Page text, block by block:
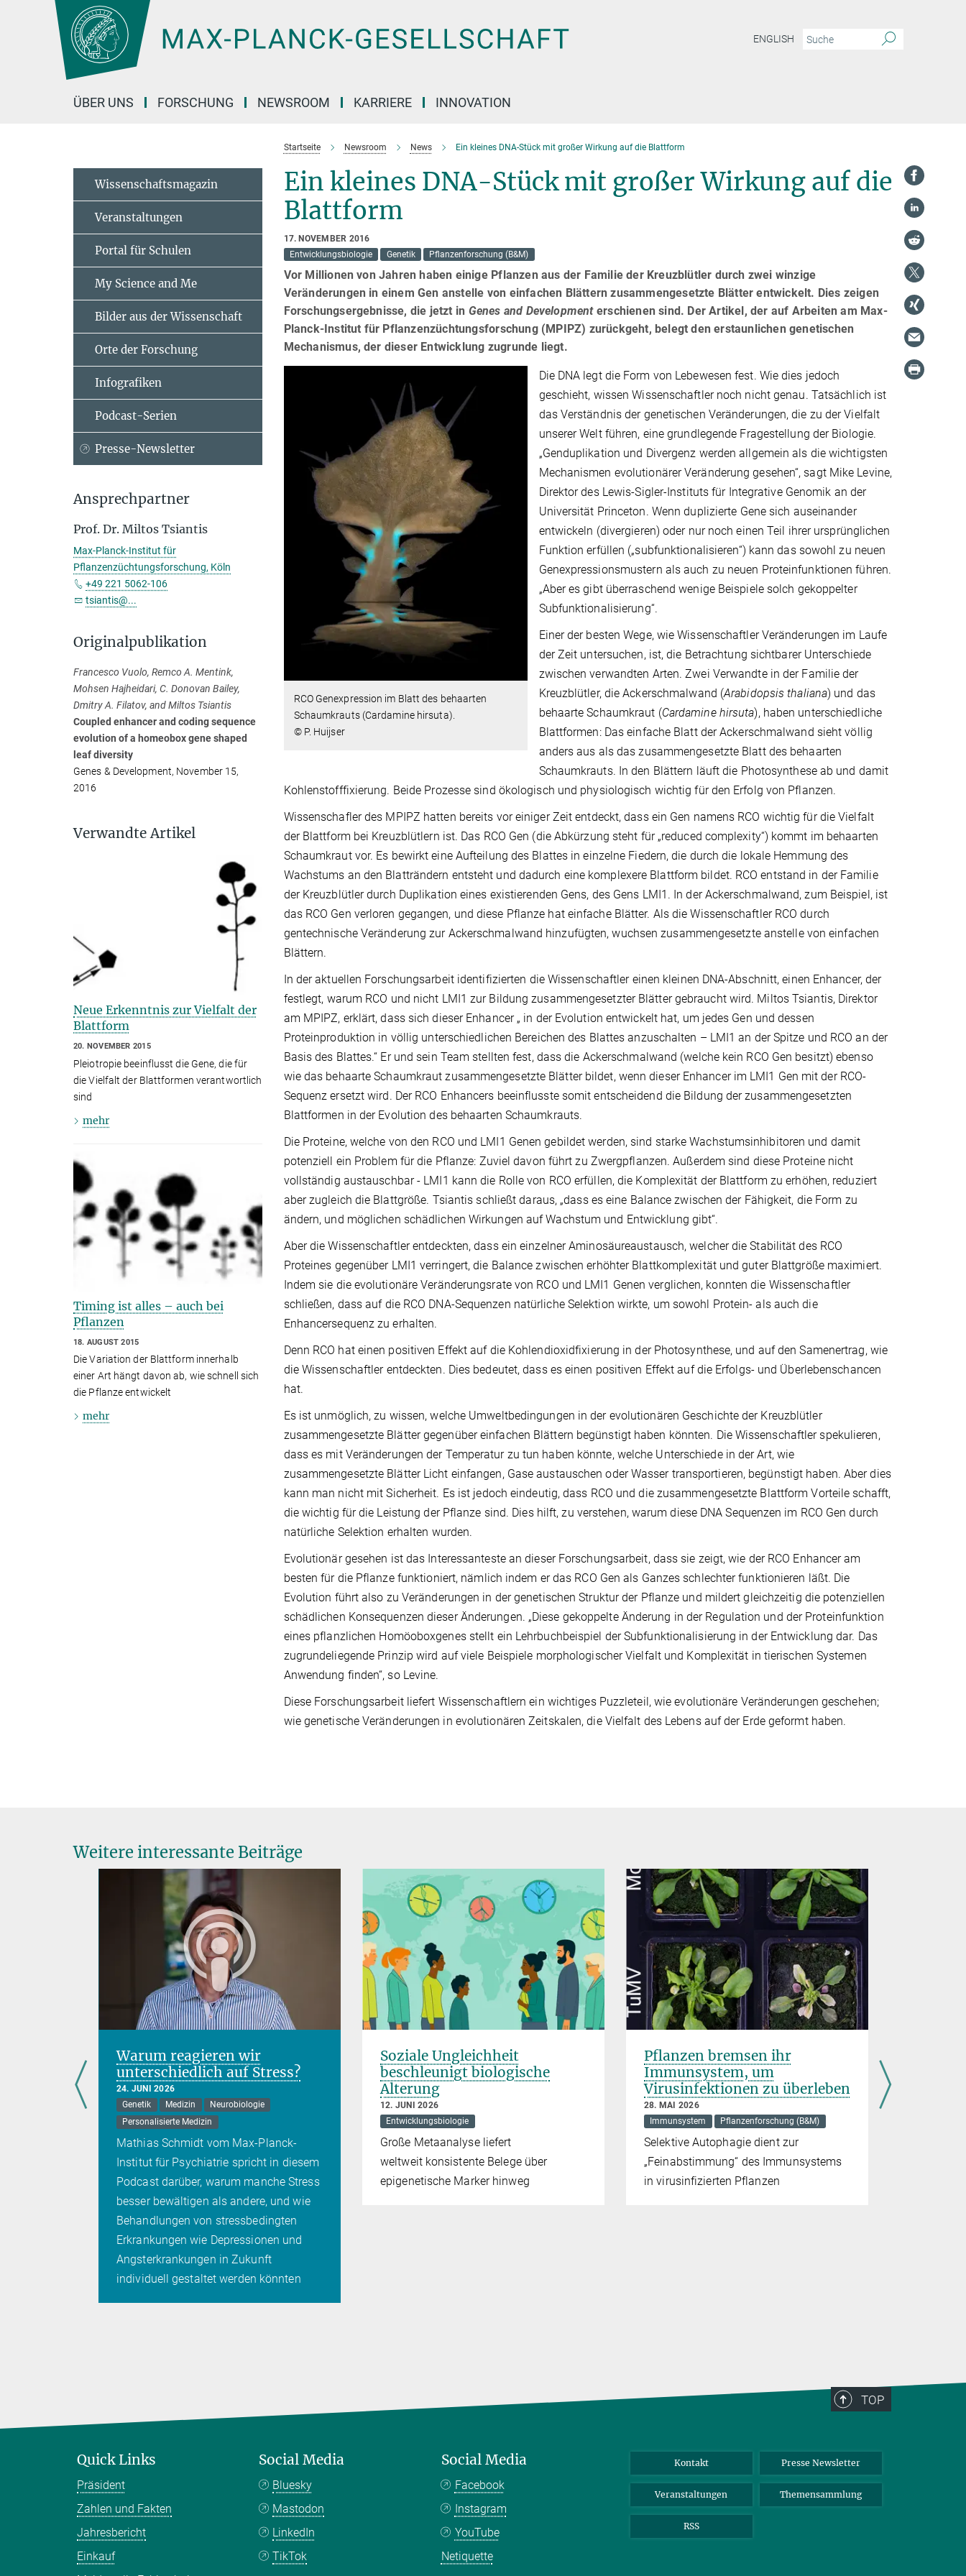
Hauptinhalt
ENGLISH
ÜBER UNS FORSCHUNG NEWSROOM KARRIERE INNOVATION
Startseite Newsroom News Ein kleines DNA-Stück mit großer Wirkung auf die Blattform
Ein kleines DNA-Stück mit großer Wirkung auf die
Blattform
17. NOVEMBER 2016
Entwicklungsbiologie
Genetik Pflanzenforschung (B&M)
Vor Millionen von Jahren haben einige Pflanzen aus der Familie der Kreuzblütler durch zwei winzige
Veränderungen in einem Gen anstelle von einfachen Blättern zusammengesetzte Blätter entwickelt. Dies zeigen
Forschungsergebnisse, die jetzt in Genes and Developmenterschienen sind. Der Artikel, der auf Arbeiten am Max-
Planck-Institut für Pflanzenzüchtungsforschung (MPIPZ) zurückgeht, belegt den erstaunlichen genetischen
Mechanismus, der dieser Entwicklung zugrunde liegt.
RCO Genexpression im Blatt des behaarten
Schaumkrauts (Cardamine hirsuta).
© P. Huijser
Die DNA legt die Form von Lebewesen fest. Wie dies jedoch
geschieht, wissen Wissenschaftler noch nicht genau. Tatsächlich ist
das Verständnis der genetischen Veränderungen, die zu der Vielfalt
unserer Welt führen, eine grundlegende Fragestellung der Biologie.
„Genduplikation und Divergenz werden allgemein als die wichtigsten
Mechanismen evolutionärer Veränderung gesehen“, sagt Mike Levine,
Direktor des Lewis-Sigler-Instituts für Integrative Genomik an der
Universität Princeton. Wenn duplizierte Gene sich auseinander
entwickeln (divergieren) oder nur noch einen Teil ihrer ursprünglichen
Funktion erfüllen („subfunktionalisieren“) kann das sowohl zu neuen
Genexpressionsmustern als auch zu neuen Proteinfunktionen führen.
„Aber es gibt überraschend wenige Beispiele solch gekoppelter
Subfunktionalisierung“.
Einer der besten Wege, wie Wissenschaftler Veränderungen im Laufe
der Zeit untersuchen, ist, die Betrachtung sichtbarer Unterschiede
zwischen verwandten Arten. Zwei Verwandte in der Familie der
Kreuzblütler, die Ackerschmalwand (Arabidopsis thaliana) und das
behaarte Schaumkraut (Cardamine hirsuta), haben unterschiedliche
Blattformen: Das einfache Blatt der Ackerschmalwand sieht völlig
anders aus als das zusammengesetzte Blatt des behaarten
Schaumkrauts. In den Blättern läuft die Photosynthese ab und damit
Kohlenstofffixierung. Beide Prozesse sind ökologisch und physiologisch wichtig für den Erfolg von Pflanzen.
Wissenschafler des MPIPZ hatten bereits vor einiger Zeit entdeckt, dass ein Gen namens RCO wichtig für die Vielfalt
der Blattform bei Kreuzblütlern ist. Das RCO Gen (die Abkürzung steht für „reduced complexity“) kommt im behaarten
Schaumkraut vor. Es bewirkt eine Aufteilung des Blattes in einzelne Fiedern, die durch die lokale Hemmung des
Wachstums an den Blatträndern entsteht und dadurch eine komplexere Blattform bildet. RCO entstand in der Familie
der Kreuzblütler durch Duplikation eines existierenden Gens, des Gens LMI1. In der Ackerschmalwand, zum Beispiel, ist
das RCO Gen verloren gegangen, und diese Pflanze hat einfache Blätter. Als die Wissenschaftler RCO durch
gentechnische Veränderung zur Ackerschmalwand hinzufügten, wuchsen zusammengesetzte anstelle von einfachen
Blättern.
In der aktuellen Forschungsarbeit identifizierten die Wissenschaftler einen kleinen DNA-Abschnitt, einen Enhancer, der
festlegt, warum RCO und nicht LMI1 zur Bildung zusammengesetzter Blätter gebraucht wird. Miltos Tsiantis, Direktor
am MPIPZ, erklärt, dass sich dieser Enhancer „ in der Evolution entwickelt hat, um jedes Gen und dessen
Proteinproduktion in völlig unterschiedlichen Bereichen des Blattes anzuschalten – LMI1 an der Spitze und RCO an der
Basis des Blattes.“ Er und sein Team stellten fest, dass die Ackerschmalwand (welche kein RCO Gen besitzt) ebenso
wie das behaarte Schaumkraut zusammengesetzte Blätter bildet, wenn dieser Enhancer im LMI1 Gen mit der RCO-
Sequenz ersetzt wird. Der RCO Enhancers beeinflusste somit entscheidend die Bildung der zusammengesetzten
Blattformen in der Evolution des behaarten Schaumkrauts.
Die Proteine, welche von den RCO und LMI1 Genen gebildet werden, sind starke Wachstumsinhibitoren und damit
potenziell ein Problem für die Pflanze: Zuviel davon führt zu Zwergpflanzen. Außerdem sind diese Proteine nicht
vollständig austauschbar - LMI1 kann die Rolle von RCO erfüllen, die Komplexität der Blattform zu erhöhen, reduziert
aber zugleich die Blattgröße. Tsiantis schließt daraus, „dass es eine Balance zwischen der Fähigkeit, die Form zu
ändern, und möglichen schädlichen Wirkungen auf Wachstum und Entwicklung gibt“.
Aber die Wissenschaftler entdeckten, dass ein einzelner Aminosäureaustausch, welcher die Stabilität des RCO
Proteines gegenüber LMI1 verringert, die Balance zwischen erhöhter Blattkomplexität und guter Blattgröße maximiert.
Indem sie die evolutionäre Veränderungsrate von RCO und LMI1 Genen verglichen, konnten die Wissenschaftler
schließen, dass auf die RCO DNA-Sequenzen natürliche Selektion wirkte, um sowohl Protein- als auch die
Enhancersequenz zu erhalten.
Denn RCO hat einen positiven Effekt auf die Kohlendioxidfixierung in der Photosynthese, und auf den Samenertrag, wie
die Wissenschaftler entdeckten. Dies bedeutet, dass es einen positiven Effekt auf die Erfolgs- und Überlebenschancen
hat.
Es ist unmöglich, zu wissen, welche Umweltbedingungen in der evolutionären Geschichte der Kreuzblütler
zusammengesetzte Blätter gegenüber einfachen Blättern begünstigt haben könnten. Die Wissenschaftler spekulieren,
dass es mit Veränderungen der Temperatur zu tun haben könnte, welche Unterschiede in der Art, wie
zusammengesetzte Blätter Licht einfangen, Gase austauschen oder Wasser transportieren, begünstigt haben. Aber dies
kann man nicht mit Sicherheit. Es ist jedoch eindeutig, dass RCO und die zusammengesetzte Blattform Vorteile schafft,
die wichtig für die Leistung der Pflanze sind. Dies hilft, zu verstehen, warum diese DNA Sequenzen im RCO Gen durch
natürliche Selektion erhalten wurden.
Evolutionär gesehen ist das Interessanteste an dieser Forschungsarbeit, dass sie zeigt, wie der RCO Enhancer am
besten für die Pflanze funktioniert, nämlich indem er das RCO Gen als Ganzes schlechter funktionieren läßt. Die
Evolution führt also zu Veränderungen in der genetischen Struktur der Pflanze und mildert gleichzeitig die potenziellen
schädlichen Konsequenzen dieser Änderungen. „Diese gekoppelte Änderung in der Regulation und der Proteinfunktion
eines pflanzlichen Homöoboxgenes stellt ein Lehrbuchbeispiel der Subfunktionalisierung in der Entwicklung dar. Das
zugrundeliegende Prinzip wird auf viele Beispiele morphologischer Vielfalt und Komplexität in tierischen Systemen
Anwendung finden“, so Levine.
Diese Forschungsarbeit liefert Wissenschaftlern ein wichtiges Puzzleteil, wie evolutionäre Veränderungen geschehen;
wie genetische Veränderungen in evolutionären Zeitskalen, die Vielfalt des Lebens auf der Erde geformt haben.
Wissenschaftsmagazin
Veranstaltungen
Portal für Schulen
My Science and Me
Bilder aus der Wissenschaft
Orte der Forschung
Infografiken
Podcast-Serien
Presse-Newsletter
Ansprechpartner
Prof. Dr. Miltos Tsiantis
Max-Planck-Institut für
Pflanzenzüchtungsforschung, Köln
+49 221 5062-106
tsiantis@...
Originalpublikation
Francesco Vuolo, Remco A. Mentink,
Mohsen Hajheidari, C. Donovan Bailey,
Dmitry A. Filatov, and Miltos Tsiantis
Coupled enhancer and coding sequence
evolution of a homeobox gene shaped
leaf diversity
Genes & Development, November 15,
2016
Verwandte Artikel
Neue Erkenntnis zur Vielfalt der
Blattform
20. NOVEMBER 2015
Pleiotropie beeinflusst die Gene, die für
die Vielfalt der Blattformen verantwortlich
sind
mehr
Timing ist alles – auch bei
Pflanzen
18. AUGUST 2015
Die Variation der Blattform innerhalb
einer Art hängt davon ab, wie schnell sich
die Pflanze entwickelt
mehr
Weitere interessante Beiträge
Warum reagieren wir
unterschiedlich auf Stress?
24. JUNI 2026
Genetik
Medizin
Neurobiologie
Personalisierte Medizin
Mathias Schmidt vom Max-Planck-
Institut für Psychiatrie spricht in diesem
Podcast darüber, warum manche Stress
besser bewältigen als andere, und wie
Behandlungen von stressbedingten
Erkrankungen wie Depressionen und
Angsterkrankungen in Zukunft
individuell gestaltet werden könnten
Soziale Ungleichheit
beschleunigt biologische
Alterung
12. JUNI 2026
Entwicklungsbiologie
Große Metaanalyse liefert
weltweit konsistente Belege über
epigenetische Marker hinweg
Pflanzen bremsen ihr
Immunsystem, um
Virusinfektionen zu überleben
28. MAI 2026
Immunsystem
Pflanzenforschung (B&M)
Selektive Autophagie dient zur
„Feinabstimmung“ des Immunsystems
in virusinfizierten Pflanzen
TOP
Quick Links
Präsident
Zahlen und Fakten
Jahresbericht
Einkauf
Social Media
Bluesky
Mastodon
LinkedIn
TikTok
Social Media
Facebook
Instagram
YouTube
Netiquette
Kontakt Presse Newsletter
Veranstaltungen Themensammlung
RSS